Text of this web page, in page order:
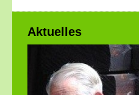
Aktuelles